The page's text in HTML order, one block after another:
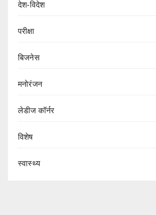
देश-विदेश
परीक्षा
बिजनेस
मनोरंजन
लेडीज कॉर्नर
विशेष
स्वास्थ्य